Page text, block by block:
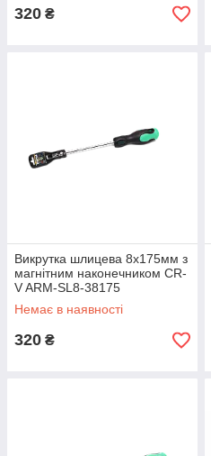
320 ₴
Викрутка шлицева 8х175мм з
магнітним наконечником CR-
V ARM-SL8-38175
Немає в наявності
320 ₴